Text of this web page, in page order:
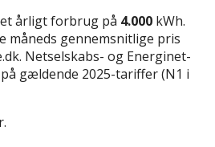
årligt forbrug på 4.000 kWh.
måneds gennemsnitlige pris
Netselskabs- og Energinet-
gældende 2025-tariffer (N1 i